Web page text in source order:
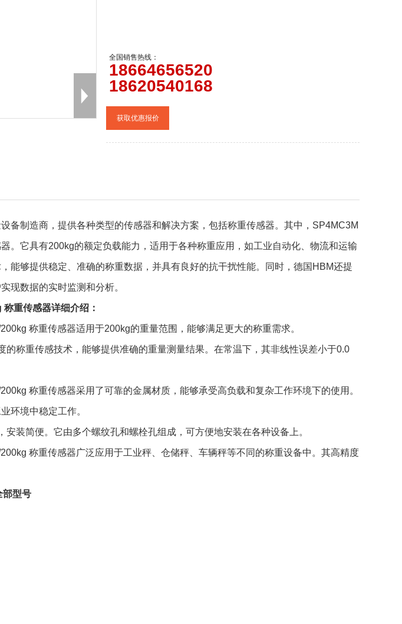
全国销售热线：
18664656520
18620540168
获取优惠报价
备制造商，提供各种类型的传感器和解决方案，包括称重传感器。其中，SP4MC3M
。它具有200kg的额定负载能力，适用于各种称重应用，如工业自动化、物流和运输
能够提供稳定、准确的称重数据，并具有良好的抗干扰性能。同时，德国HBM还提
现数据的实时监测和分析。
重传感器详细介绍：
称重传感器适用于200kg的重量范围，能够满足更大的称重需求。
的称重传感技术，能够提供准确的重量测量结果。在常温下，其非线性误差小于0.0
称重传感器采用了可靠的金属材质，能够承受高负载和复杂工作环境下的使用。
环境中稳定工作。
装简便。它由多个螺纹孔和螺栓孔组成，可方便地安装在各种设备上。
称重传感器广泛应用于工业秤、仓储秤、车辆秤等不同的称重设备中。其高精度
部型号